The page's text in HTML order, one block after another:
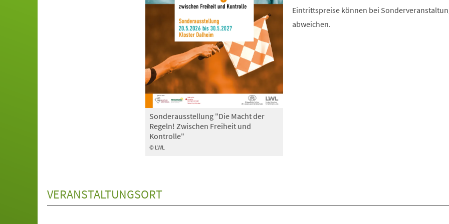
© LWL
Sonderausstellung "Die Macht der
Regeln! Zwischen Freiheit und
Kontrolle"
Eintrittspreise können bei
abweichen.
VERANSTALTUNGSORT